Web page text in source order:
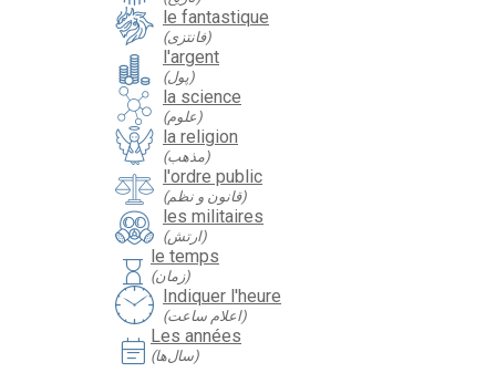
le fantastique
(فانتزی)
l'argent
(پول)
la science
(علوم)
la religion
(مذهب)
l'ordre public
(قانون و نظم)
les militaires
(ارتش)
hourglass le temps
(زمان)
Indiquer l'heure
(اعلام ساعت)
event_note Les années
(سال‌ها)